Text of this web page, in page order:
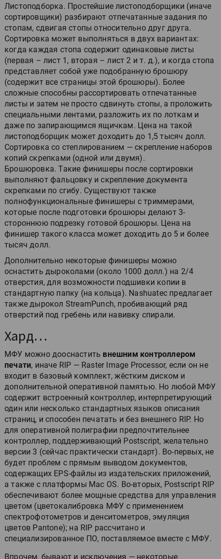
Листоподборка. Простейшие листоподборщики (иначе
сортировщики) разбирают отпечатанные задания по
стопам, сдвигая стопы относительно друг друга.
Сортировка может выполняться в двух вариантах:
когда каждая стопа содержит одинаковые листы
(первая – лист 1, вторая – лист 2 и т. д.), и когда стопа
представляет собой уже подобранную брошюру
(содержит все страницы этой брошюры). Более
сложные способны рассортировать отпечатанные
листы и затем не просто сдвинуть стопы, а проложить
специальными лентами, разложить их по лоткам и
даже по запирающимся ящичкам. Цена на такой
листоподборщик может доходить до 1,5 тысяч долл.
Сортировка со степлированием — скрепление наборов
копий скрепками (одной или двумя).
Брошюровка. Такие финишеры после сортировки
выполняют фальцовку и скрепление документа
скрепками по сгибу. Существуют также
полнофункциональные финишеры с триммерами,
которые после подготовки брошюры делают 3-
стороннюю подрезку готовой брошюры. Цена на
финишер такого класса может доходить до 5 и более
тысяч долл.
Дополнительно некоторые финишеры можно
оснастить дыроколами (около 1000 долл.) на 2/4
отверстия, для возможности подшивки копии в
стандартную папку (на кольца). Nashuatec предлагает
также дырокол StreamPunch, пробивающий ряд
отверстий под гребень или навивку спирали.
Хард…
МФУ можно дооснастить внешним контроллером
печати, иначе RIP — Raster Image Processor, если он не
входит в базовый комплект, жёстким диском и
дополнительной оперативной памятью. Но любой МФУ
содержит встроенный контроллер, интерпретирующий
один или несколько стандартных языков описания
страниц, и способен печатать и без внешнего RIP. Но
для оперативной полиграфии предпочтительнее
контроллер, поддерживающий Postscript, желательно
версии 3 (сейчас практически стандарт). Во-первых, не
будет проблем с прямым выводом документов,
содержащих EPS-файлы из издательских приложений,
а также с платформы Mac OS. Во-вторых, Postscript RIP
обеспечивают более мощные средства для управления
цветом (цветокалибровка МФУ с применением
спектрофотометров и денситометров, эмуляция
цветов Pantone); на RIP рассчитано и
специализированное ПО, поставляемое вместе с МФУ.
Впрочем, бывают и исключения — некоторые